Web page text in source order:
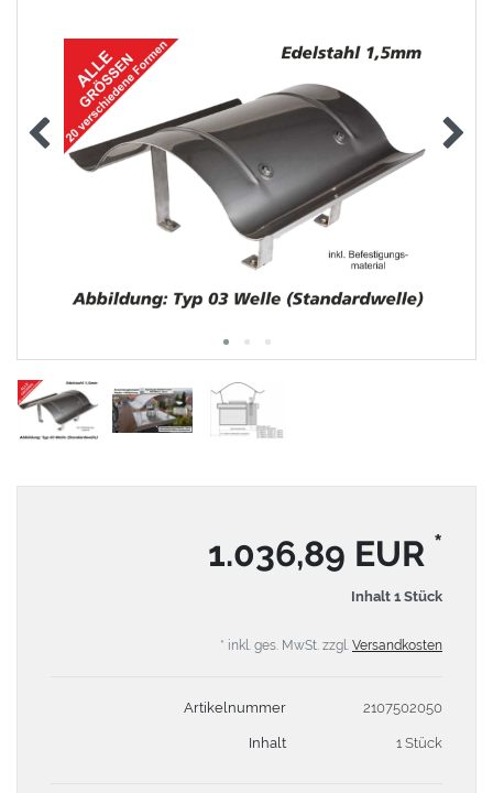
1.036,89 EUR *
Inhalt 1 Stück
* inkl. ges. MwSt. zzgl. Versandkosten
Artikelnummer 2107502050
Inhalt 1 Stück